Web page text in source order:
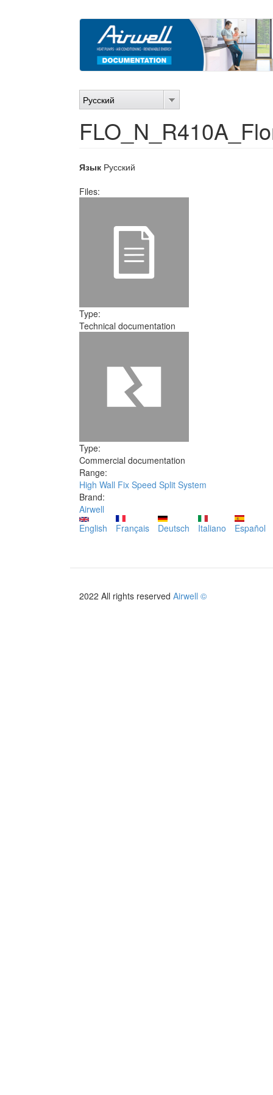
Русский
Язык Русский
Files:
Type:
Technical documentation
Type:
Commercial documentation
Range:
High Wall Fix Speed Split System
Brand:
Airwell
English
Français Deutsch Italiano Español
2022 All rights reserved Airwell ©